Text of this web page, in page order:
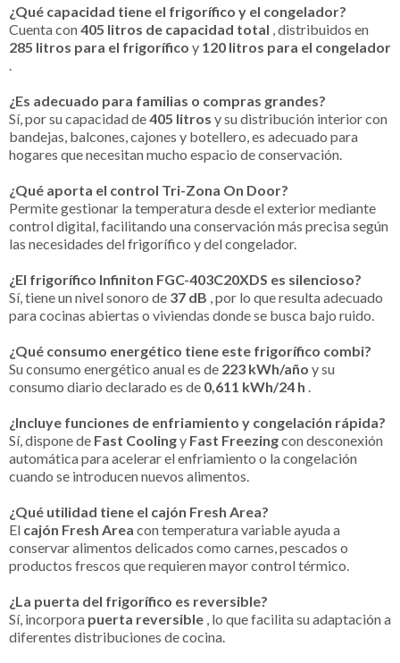
¿Qué capacidad tiene el frigorífico y el congelador?
Cuenta con405 litros de capacidad total , distribuidos en
285 litros para el frigorífico y 120 litros para el congelador
.
¿Es adecuado para familias o compras grandes?
Sí, por su capacidad de405 litros y su distribución interior con
bandejas, balcones, cajones y botellero, es adecuado para
hogares que necesitan mucho espacio de conservación.
¿Qué aporta el control Tri-Zona On Door?
Permite gestionar la temperatura desde el exterior mediante
control digital, facilitando una conservación más precisa según
las necesidades del frigorífico y del congelador.
¿El frigorífico Infiniton FGC-403C20XDS es silencioso?
Sí, tiene un nivel sonoro de 37 dB , por lo que resulta adecuado
para cocinas abiertas o viviendas donde se busca bajo ruido.
¿Qué consumo energético tiene este frigorífico combi?
Su consumo energético anual es de 223 kWh/año y su
consumo diario declarado es de 0,611 kWh/24 h .
¿Incluye funciones de enfriamiento y congelación rápida?
Sí, dispone de Fast Coolingy Fast Freezingcon desconexión
automática para acelerar el enfriamiento o la congelación
cuando se introducen nuevos alimentos.
¿Qué utilidad tiene el cajón Fresh Area?
El cajón Fresh Area con temperatura variable ayuda a
conservar alimentos delicados como carnes, pescados o
productos frescos que requieren mayor control térmico.
¿La puerta del frigorífico es reversible?
Sí, incorpora puerta reversible , lo que facilita su adaptación a
diferentes distribuciones de cocina.